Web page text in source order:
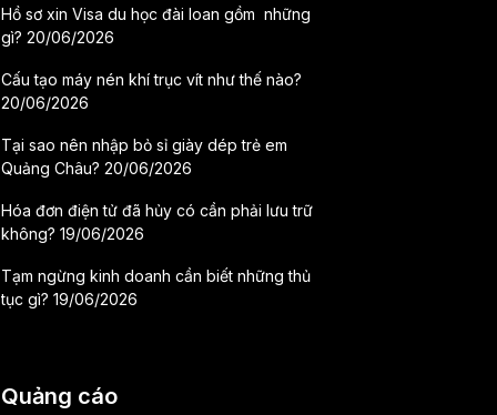
Hồ sơ xin Visa du học đài loan gồm những
gì? 20/06/2026
Cấu tạo máy nén khí trục vít như thế nào?
20/06/2026
Tại sao nên nhập bỏ sỉ giày dép trẻ em
Quảng Châu? 20/06/2026
Hóa đơn điện tử đã hủy có cần phải lưu trữ
không? 19/06/2026
Tạm ngừng kinh doanh cần biết những thủ
tục gì? 19/06/2026
Quảng cáo